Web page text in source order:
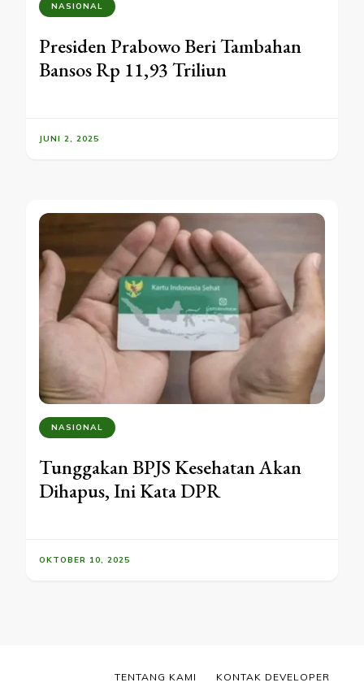
NASIONAL
Presiden Prabowo Beri Tambahan
Bansos Rp 11,93 Triliun
JUNI 2, 2025
NASIONAL
Tunggakan BPJS Kesehatan Akan
Dihapus, Ini Kata DPR
OKTOBER 10, 2025
TENTANG KAMI KONTAK DEVELOPER